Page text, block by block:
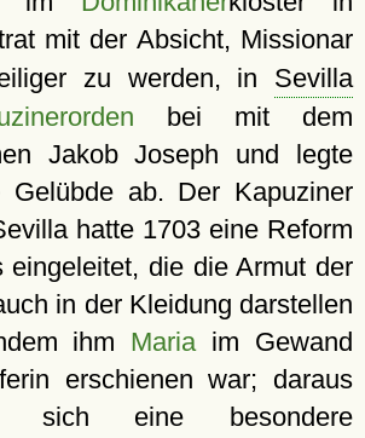
mit der Absicht, Missionar
zu werden, in Sevilla
bei mit dem
Jakob Joseph und legte
Gelübde ab. Der Kapuziner
hatte 1703 eine Reform
eingeleitet, die die Armut der
in der Kleidung darstellen
ihm Mariaim Gewand
erschienen war; daraus
sich eine besondere